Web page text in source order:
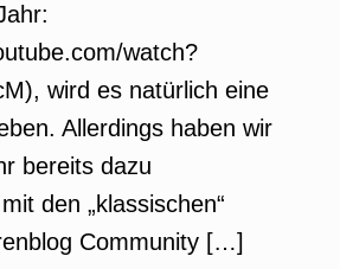
watch?
wird es natürlich eine
Allerdings haben wir
bereits dazu
den „klassischen“
Community […]